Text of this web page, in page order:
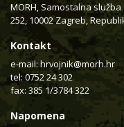
MORH, Samostalna
252, 10002 Zagreb,
Kontakt
e-mail: hrvojnik@morh.hr
tel: 0752 24 302
fax: 385 1/3784 322
Napomena